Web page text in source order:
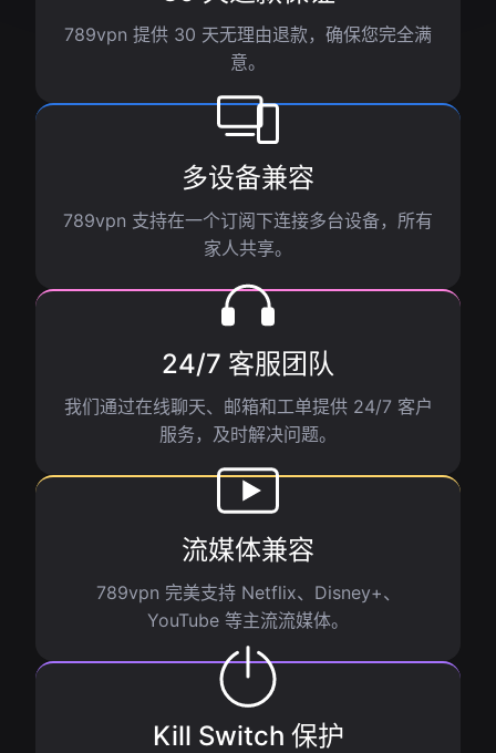
789vpn 提供 30 天无理由退款，确保您完全满
意。
多设备兼容
789vpn 支持在一个订阅下连接多台设备，所有
家人共享。
24/7 客服团队
我们通过在线聊天、邮箱和工单提供 24/7 客户
服务，及时解决问题。
流媒体兼容
789vpn 完美支持 Netflix、Disney+、
YouTube 等主流流媒体。
Kill Switch 保护